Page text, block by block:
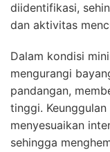
diidentifikasi,
dan aktivitas
Dalam kondisi
mengurangi
pandangan,
tinggi.
menyesuaikan
sehingga